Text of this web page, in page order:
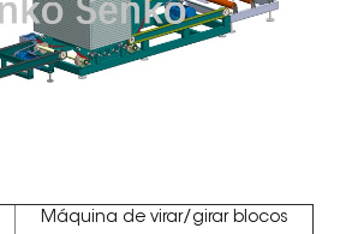
Máquina de virar/girar blocos